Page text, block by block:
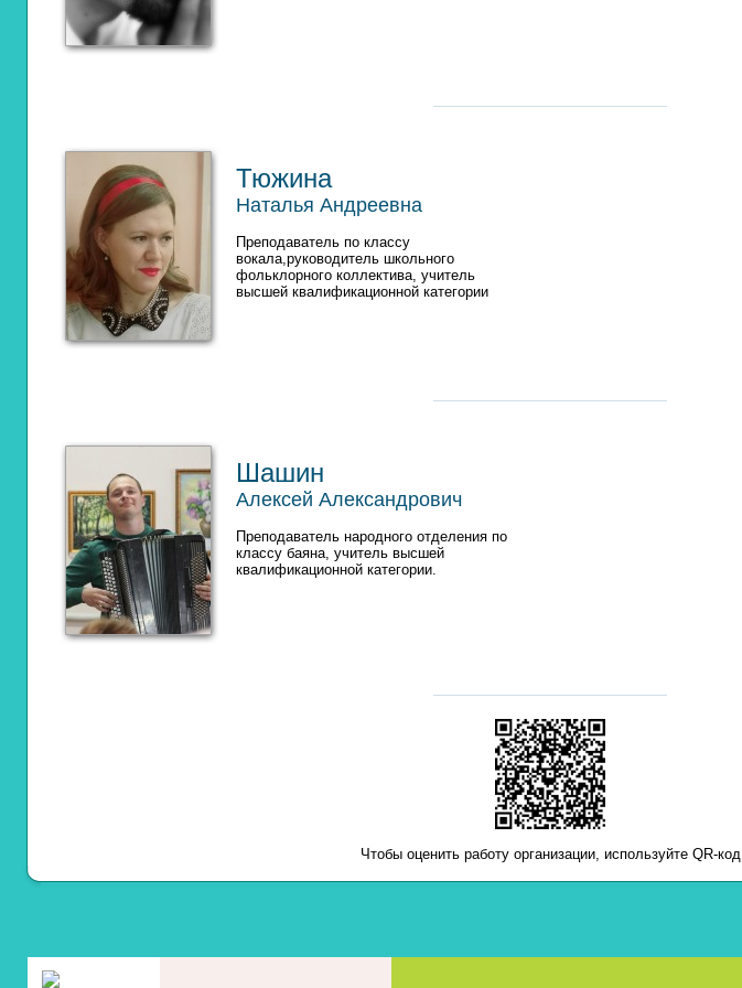
Тюжина
Наталья Андреевна
Преподаватель по классу
вокала,руководитель школьного
фольклорного коллектива, учитель
высшей квалификационной категории
Шашин
Алексей Александрович
Преподаватель народного отделения по
классу баяна, учитель высшей
квалификационной категории.
Чтобы оценить работу организации, используйте QR-код